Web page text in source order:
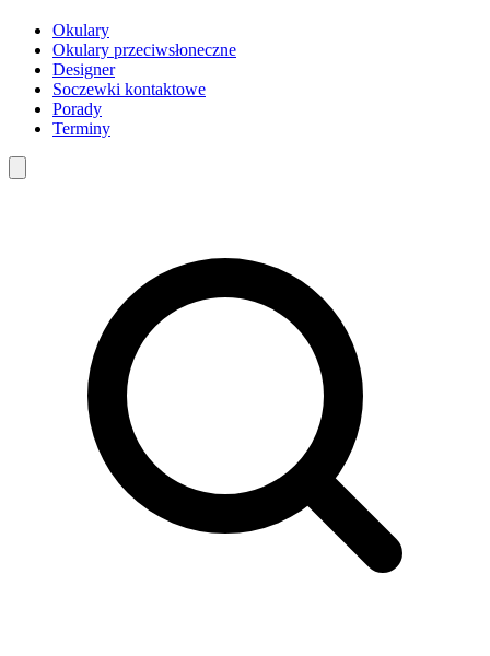
Okulary
Okulary przeciwsłoneczne
Designer
Soczewki kontaktowe
Porady
Terminy